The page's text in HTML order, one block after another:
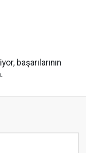
başarılarının